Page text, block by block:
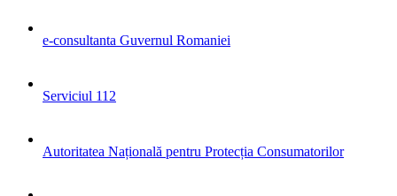
e-consultanta Guvernul Romaniei
Serviciul 112
Autoritatea Națională pentru Protecția Consumatorilor